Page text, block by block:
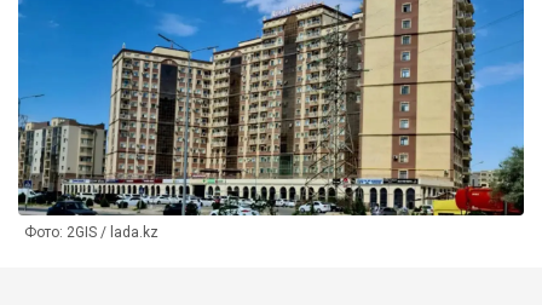
Фото: 2GIS / lada.kz